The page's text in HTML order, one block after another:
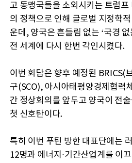
고 동맹국들을 소외시키는 트럼
의 정책으로 인해 글로벌 지정학
운데, 양국은 흔들림 없는 ‘국경
전 세계에 다시 한번 각인시켰다.
이번 회담은 향후 예정된 BRICS(
구(SCO), 아시아태평양경제협력
간 정상회의를 앞두고 양국이 전
첫 신호탄이다.
특히 이번 푸틴 방한 대표단에는
12명과 에너지·기간산업계를 이